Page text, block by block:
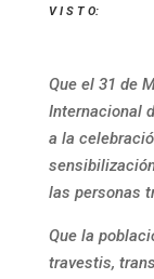
V I S T O:
Que el 31 de
Internacional
a la
las personas
Que la
travestis,